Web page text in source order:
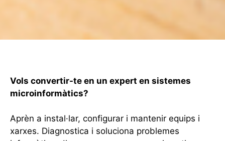
Vols convertir-te en un expert en sistemes
microinformàtics?
Aprèn a instal·lar, configurar i mantenir equips i
xarxes. Diagnostica i soluciona problemes